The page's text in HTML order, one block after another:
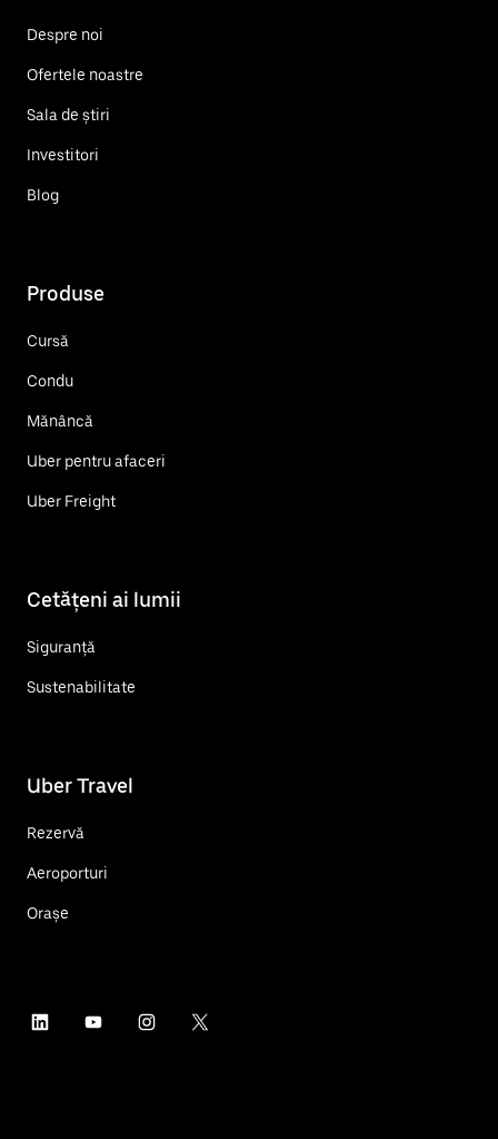
Despre noi
Ofertele noastre
Sala de știri
Investitori
Blog
Produse
Cursă
Condu
Mănâncă
Uber pentru afaceri
Uber Freight
Cetățeni ai lumii
Siguranță
Sustenabilitate
Uber Travel
Rezervă
Aeroporturi
Orașe